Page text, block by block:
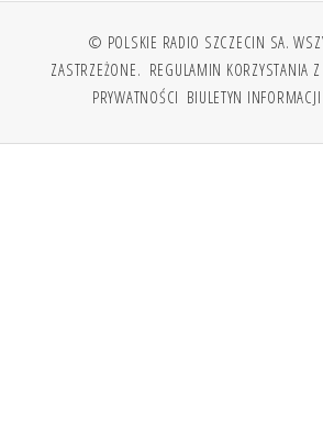
© POLSKIE RADIO SZCZECIN SA.
ZASTRZEŻONE. REGULAMIN KORZYSTANIA Z
PRYWATNOŚCI BIULETYN